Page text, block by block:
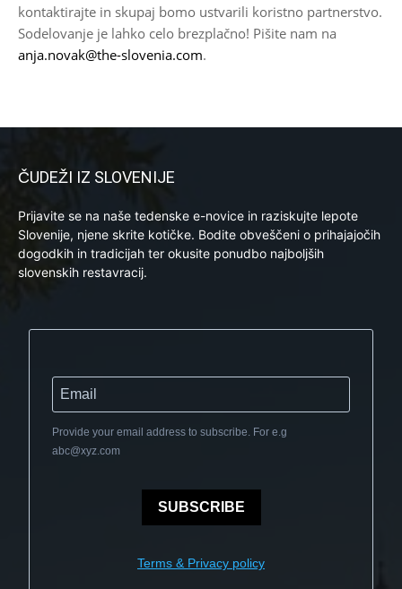
kontaktirajte in skupaj bomo ustvarili koristno partnerstvo.
Sodelovanje je lahko celo brezplačno! Pišite nam na
anja.novak@the-slovenia.com.
ČUDEŽI IZ SLOVENIJE
Prijavite se na naše tedenske e-novice in raziskujte lepote
Slovenije, njene skrite kotičke. Bodite obveščeni o prihajajočih
dogodkih in tradicijah ter okusite ponudbo najboljših
slovenskih restavracij.
Provide your email address to subscribe. For e.g
abc@xyz.com
SUBSCRIBE
Terms & Privacy policy